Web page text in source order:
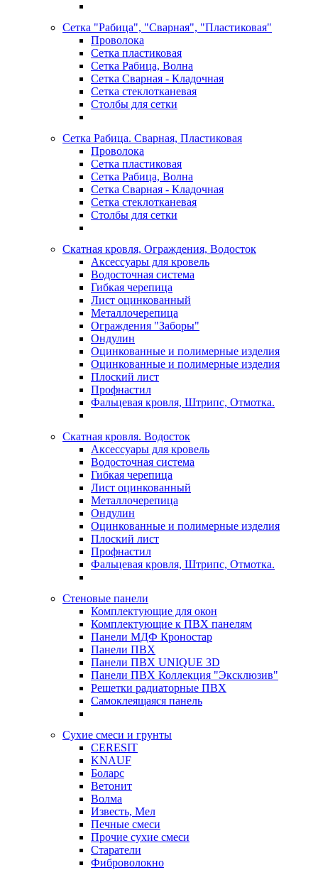
Сетка "Рабица", "Сварная", "Пластиковая"
Проволока
Сетка пластиковая
Сетка Рабица, Волна
Сетка Сварная - Кладочная
Сетка стеклотканевая
Столбы для сетки
Сетка Рабица. Сварная, Пластиковая
Проволока
Сетка пластиковая
Сетка Рабица, Волна
Сетка Сварная - Кладочная
Сетка стеклотканевая
Столбы для сетки
Скатная кровля, Ограждения, Водосток
Аксессуары для кровель
Водосточная система
Гибкая черепица
Лист оцинкованный
Металлочерепица
Ограждения "Заборы"
Ондулин
Оцинкованные и полимерные изделия
Оцинкованные и полимерные изделия
Плоский лист
Профнастил
Фальцевая кровля, Штрипс, Отмотка.
Скатная кровля. Водосток
Аксессуары для кровель
Водосточная система
Гибкая черепица
Лист оцинкованный
Металлочерепица
Ондулин
Оцинкованные и полимерные изделия
Плоский лист
Профнастил
Фальцевая кровля, Штрипс, Отмотка.
Стеновые панели
Комплектующие для окон
Комплектующие к ПВХ панелям
Панели МДФ Кроностар
Панели ПВХ
Панели ПВХ UNIQUE 3D
Панели ПВХ Коллекция "Эксклюзив"
Решетки радиаторные ПВХ
Самоклеящаяся панель
Сухие смеси и грунты
CERESIT
KNAUF
Боларс
Ветонит
Волма
Известь, Мел
Печные смеси
Прочие сухие смеси
Старатели
Фиброволокно